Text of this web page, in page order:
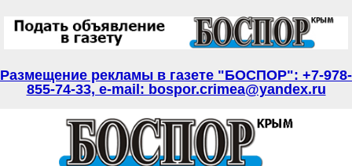
Размещение рекламы в газете "БОСПОР": +7-978-
855-74-33, e-mail: bospor.crimea@yandex.ru